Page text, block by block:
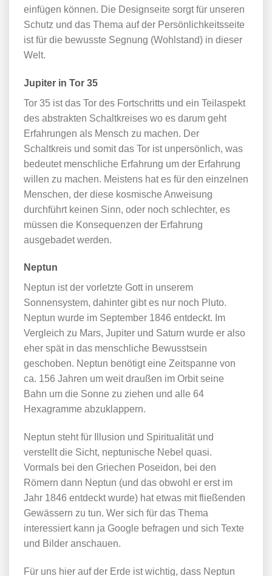
einfügen können. Die Designseite sorgt für unseren
Schutz und das Thema auf der Persönlichkeitsseite
ist für die bewusste Segnung (Wohlstand) in dieser
Welt.
Jupiter in Tor 35
Tor 35 ist das Tor des Fortschritts und ein Teilaspekt
des abstrakten Schaltkreises wo es darum geht
Erfahrungen als Mensch zu machen. Der
Schaltkreis und somit das Tor ist unpersönlich, was
bedeutet menschliche Erfahrung um der Erfahrung
willen zu machen. Meistens hat es für den einzelnen
Menschen, der diese kosmische Anweisung
durchführt keinen Sinn, oder noch schlechter, es
müssen die Konsequenzen der Erfahrung
ausgebadet werden.
Neptun
Neptun ist der vorletzte Gott in unserem
Sonnensystem, dahinter gibt es nur noch Pluto.
Neptun wurde im September 1846 entdeckt. Im
Vergleich zu Mars, Jupiter und Saturn wurde er also
eher spät in das menschliche Bewusstsein
geschoben. Neptun benötigt eine Zeitspanne von
ca. 156 Jahren um weit draußen im Orbit seine
Bahn um die Sonne zu ziehen und alle 64
Hexagramme abzuklappern.
Neptun steht für Illusion und Spiritualität und
verstellt die Sicht, neptunische Nebel quasi.
Vormals bei den Griechen Poseidon, bei den
Römern dann Neptun (und das obwohl er erst im
Jahr 1846 entdeckt wurde) hat etwas mit fließenden
Gewässern zu tun. Wer sich für das Thema
interessiert kann ja Google befragen und sich Texte
und Bilder anschauen.
Für uns hier auf der Erde ist wichtig, dass Neptun